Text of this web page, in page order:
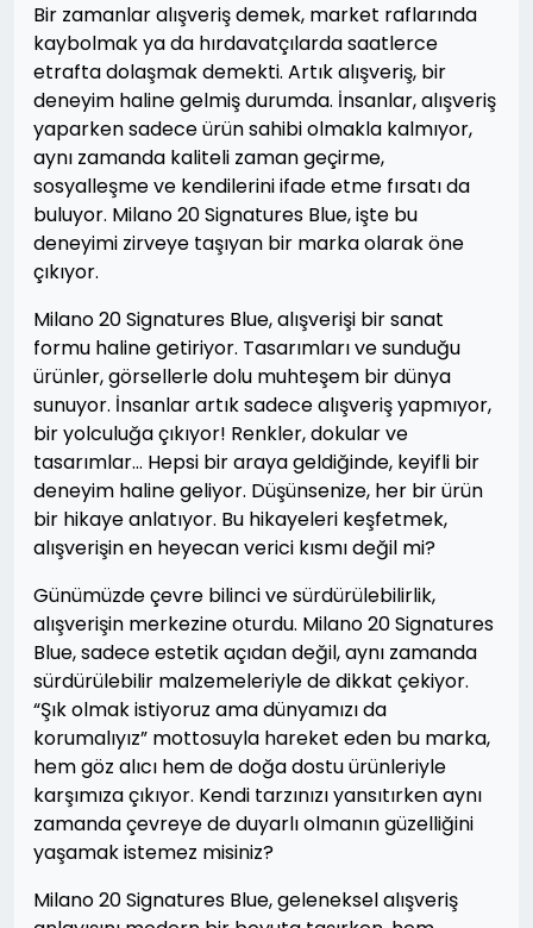
Bir zamanlar alışveriş demek, market raflarında
kaybolmak ya da hırdavatçılarda saatlerce
etrafta dolaşmak demekti. Artık alışveriş, bir
deneyim haline gelmiş durumda. İnsanlar, alışveriş
yaparken sadece ürün sahibi olmakla kalmıyor,
aynı zamanda kaliteli zaman geçirme,
sosyalleşme ve kendilerini ifade etme fırsatı da
buluyor. Milano 20 Signatures Blue, işte bu
deneyimi zirveye taşıyan bir marka olarak öne
çıkıyor.
Milano 20 Signatures Blue, alışverişi bir sanat
formu haline getiriyor. Tasarımları ve sunduğu
ürünler, görsellerle dolu muhteşem bir dünya
sunuyor. İnsanlar artık sadece alışveriş yapmıyor,
bir yolculuğa çıkıyor! Renkler, dokular ve
tasarımlar… Hepsi bir araya geldiğinde, keyifli bir
deneyim haline geliyor. Düşünsenize, her bir ürün
bir hikaye anlatıyor. Bu hikayeleri keşfetmek,
alışverişin en heyecan verici kısmı değil mi?
Günümüzde çevre bilinci ve sürdürülebilirlik,
alışverişin merkezine oturdu. Milano 20 Signatures
Blue, sadece estetik açıdan değil, aynı zamanda
sürdürülebilir malzemeleriyle de dikkat çekiyor.
“Şık olmak istiyoruz ama dünyamızı da
korumalıyız” mottosuyla hareket eden bu marka,
hem göz alıcı hem de doğa dostu ürünleriyle
karşımıza çıkıyor. Kendi tarzınızı yansıtırken aynı
zamanda çevreye de duyarlı olmanın güzelliğini
yaşamak istemez misiniz?
Milano 20 Signatures Blue, geleneksel alışveriş